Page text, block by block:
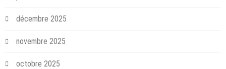
décembre 2025
novembre 2025
octobre 2025